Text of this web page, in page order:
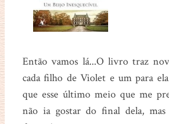
Então vamos lá...O livro traz
cada filho de Violet e um para
que esse último meio que me
não ia gostar do final dela,